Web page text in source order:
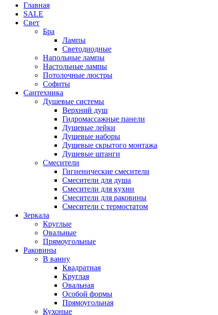
Главная
SALE
Свет
Бра
Лампы
Светодиодные
Напольные лампы
Настольные лампы
Потолочные люстры
Софиты
Сантехника
Душевые системы
Верхний душ
Гидромассажные панели
Душевые лейки
Душевые наборы
Душевые скрытого монтажа
Душевые штанги
Смесители
Гигиенические смесители
Смесители для душа
Смесители для кухни
Смесители для раковины
Смесители с термостатом
Зеркала
Круглые
Овальные
Прямоугольные
Раковины
В ванну
Квадратная
Круглая
Овальная
Особой формы
Прямоугольная
Кухоные